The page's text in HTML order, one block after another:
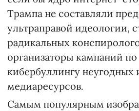
Трампа не составляли
ультраправой идеологии,
радикальных
организаторы кампаний по
кибербуллингу неугодных
медиаресурсов.
Самым популярным